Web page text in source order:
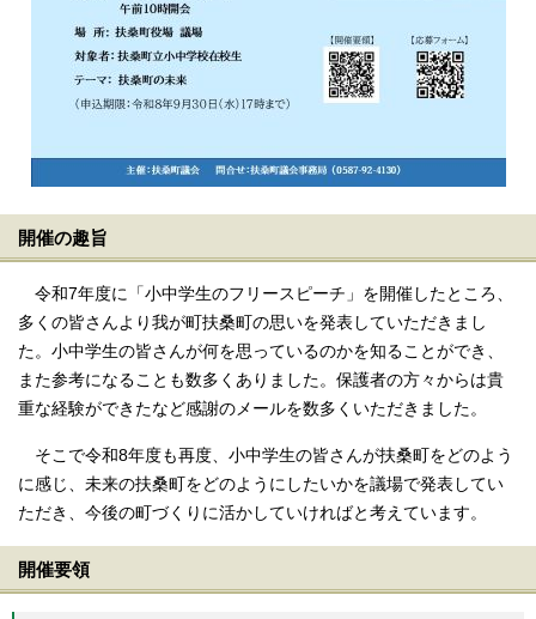
開催の趣旨
令和7年度に「小中学生のフリースピーチ」を開催したところ、
多くの皆さんより我が町扶桑町の思いを発表していただきまし
た。小中学生の皆さんが何を思っているのかを知ることができ、
また参考になることも数多くありました。保護者の方々からは貴
重な経験ができたなど感謝のメールを数多くいただきました。
そこで令和8年度も再度、小中学生の皆さんが扶桑町をどのよう
に感じ、未来の扶桑町をどのようにしたいかを議場で発表してい
ただき、今後の町づくりに活かしていければと考えています。
開催要領